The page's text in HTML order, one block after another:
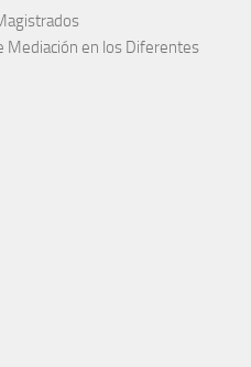
en los Diferentes